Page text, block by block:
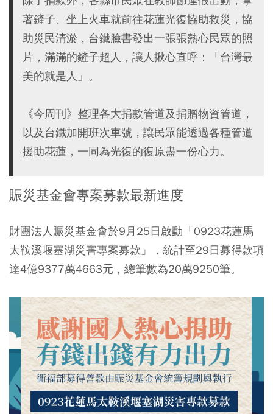
著鏟子、坐上火車就前往花蓮光復協助救災，協
助災民清淤，台鐵臉書發出一張張熱心民眾的照
片，滿滿的鏟子超人，讓人揪心直呼：「台灣最
美的就是人」。
《今周刊》整理各大捐款管道及捐贈物資管道，
以及台鐵加開班次車號，讓民眾能透過各種管道
援助花蓮，一同為光復的復原盡一份心力。
賑災基金會專案募款最新進度
財團法人賑災基金會於9月25日啟動「0923花蓮馬
太鞍溪堰塞湖災害專案募款」，統計至29日募得款項
達4億9377萬4663元，總筆數為20萬9250筆。